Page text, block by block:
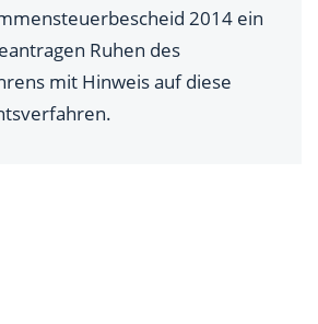
2014 ein
Ruhen des
mit Hinweis auf diese